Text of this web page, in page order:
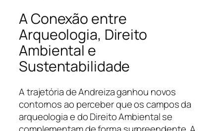
A Conexão entre
Arqueologia, Direito
Ambiental e
Sustentabilidade
A trajetória de Andreiza ganhou novos
contornos ao perceber que os campos da
arqueologia e do Direito Ambiental se